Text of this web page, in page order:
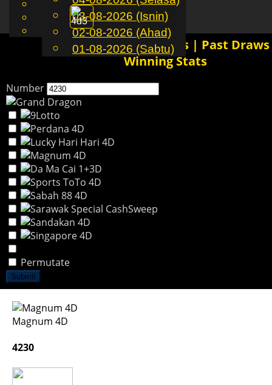
MS
English
Chinese
Malay
03-08-2026 (Isnin)
02-08-2026 (Ahad)
01-08-2026 (Sabtu)
Toggle
navigation
4230 4D History Results | Past
Winning Stats
Number
Permutate
Submit
Magnum 4D
4230